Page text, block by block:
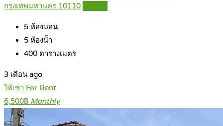
กรุงเทพมหานคร 10110
5 ห้องนอน
5 ห้องน้ำ
400 ตารางเมตร
3 เดือน ago
ให้เช่า For Rent
6,500฿ Monthly